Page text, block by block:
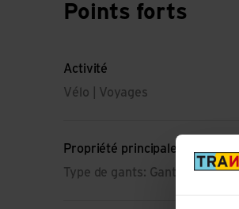
Points forts
Activité
Vélo | Voyages
Propriété principale
Type de gants: Gant